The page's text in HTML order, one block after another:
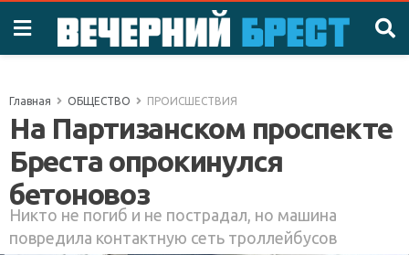
Главная ОБЩЕСТВО ПРОИСШЕСТВИЯ
На Партизанском проспекте
Бреста опрокинулся
бетоновоз
Никто не погиб и не пострадал, но машина
повредила контактную сеть троллейбусов